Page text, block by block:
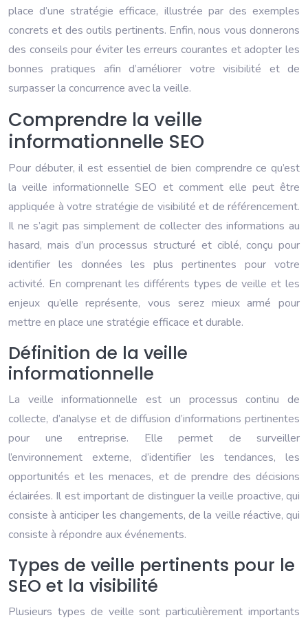
place d’une stratégie efficace, illustrée par des exemples
concrets et des outils pertinents. Enfin, nous vous donnerons
des conseils pour éviter les erreurs courantes et adopter les
bonnes pratiques afin d’améliorer votre visibilité et de
surpasser la concurrence avec la veille.
Comprendre la veille
informationnelle SEO
Pour débuter, il est essentiel de bien comprendre ce qu’est
la veille informationnelle SEO et comment elle peut être
appliquée à votre stratégie de visibilité et de référencement.
Il ne s’agit pas simplement de collecter des informations au
hasard, mais d’un processus structuré et ciblé, conçu pour
identifier les données les plus pertinentes pour votre
activité. En comprenant les différents types de veille et les
enjeux qu’elle représente, vous serez mieux armé pour
mettre en place une stratégie efficace et durable.
Définition de la veille
informationnelle
La veille informationnelle est un processus continu de
collecte, d’analyse et de diffusion d’informations pertinentes
pour une entreprise. Elle permet de surveiller
l’environnement externe, d’identifier les tendances, les
opportunités et les menaces, et de prendre des décisions
éclairées. Il est important de distinguer la veille proactive, qui
consiste à anticiper les changements, de la veille réactive, qui
consiste à répondre aux événements.
Types de veille pertinents pour le
SEO et la visibilité
Plusieurs types de veille sont particulièrement importants